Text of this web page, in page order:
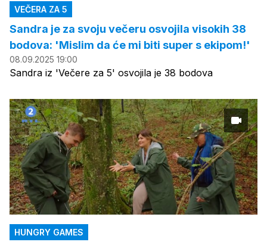
VEČERA ZA 5
Sandra je za svoju večeru osvojila visokih 38
bodova: 'Mislim da će mi biti super s ekipom!'
08.09.2025 19:00
Sandra iz 'Večere za 5' osvojila je 38 bodova
HUNGRY GAMES